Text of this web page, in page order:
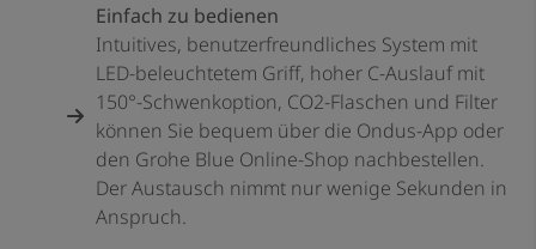
Einfach zu bedienen
Intuitives, benutzerfreundliches System mit
LED-beleuchtetem Griff, hoher C-Auslauf mit
150°-Schwenkoption, CO2-Flaschen und Filter
können Sie bequem über die Ondus-App oder
den Grohe Blue Online-Shop nachbestellen.
Der Austausch nimmt nur wenige Sekunden in
Anspruch.